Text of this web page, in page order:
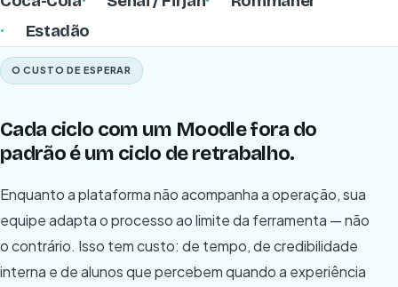
Estadão
O CUSTO DE ESPERAR
Cada ciclo com um Moodle fora do
padrão é um ciclo de retrabalho.
Enquanto a plataforma não acompanha a operação, sua
equipe adapta o processo ao limite da ferramenta — não
o contrário. Isso tem custo: de tempo, de credibilidade
interna e de alunos que percebem quando a experiência